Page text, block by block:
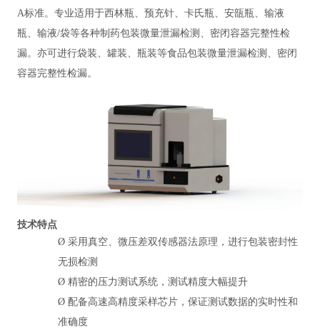
A标准。专业适用于西林瓶、预充针、卡氏瓶、安瓿瓶、输液
瓶、输液/袋等各种制药包装微量泄漏检测、密闭容器完整性检
漏。亦可进行袋装、罐装、瓶装等食品包装微量泄漏检测、密闭
容器完整性检漏。
技术特点
Ø 采用真空、微压差双传感器法原理，进行包装密封性
无损检测
Ø 精密的压力测试系统，测试精度大幅提升
Ø 配备高速高精度采样芯片，保证测试数据的实时性和
准确度